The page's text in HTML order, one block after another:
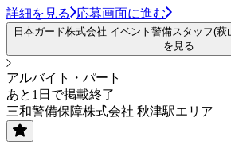
詳細を見る 応募画面に進む
日本ガード株式会社 イベント警備スタッフ(萩
を見る
アルバイト・パート
あと1日で掲載終了
三和警備保障株式会社 秋津駅エリア